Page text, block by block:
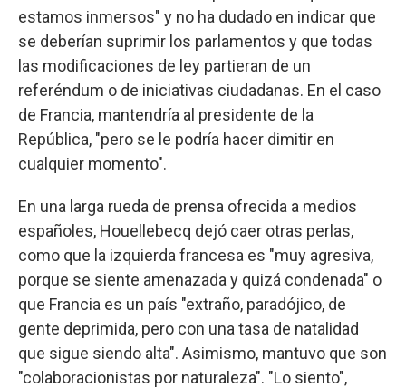
estamos inmersos" y no ha dudado en indicar que
se deberían suprimir los parlamentos y que todas
las modificaciones de ley partieran de un
referéndum o de iniciativas ciudadanas. En el caso
de Francia, mantendría al presidente de la
República, "pero se le podría hacer dimitir en
cualquier momento".
En una larga rueda de prensa ofrecida a medios
españoles, Houellebecq dejó caer otras perlas,
como que la izquierda francesa es "muy agresiva,
porque se siente amenazada y quizá condenada" o
que Francia es un país "extraño, paradójico, de
gente deprimida, pero con una tasa de natalidad
que sigue siendo alta". Asimismo, mantuvo que son
"colaboracionistas por naturaleza". "Lo siento",